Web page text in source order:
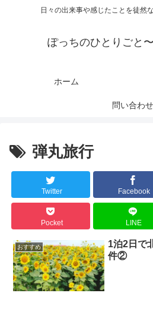
日々の出来事や感じたことを徒然
ぽっちのひとりごと
ホーム
問い合わせ
弾丸旅行
Twitter Facebook
Pocket LINE
おすすめ
1泊2日で
件②